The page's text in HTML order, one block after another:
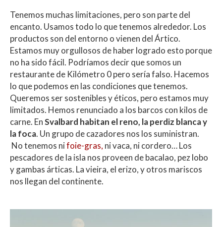
Tenemos muchas limitaciones, pero son parte del
encanto. Usamos todo lo que tenemos alrededor. Los
productos son del entorno o vienen del Ártico.
Estamos muy orgullosos de haber logrado esto porque
no ha sido fácil. Podríamos decir que somos un
restaurante de Kilómetro 0 pero sería falso. Hacemos
lo que podemos en las condiciones que tenemos.
Queremos ser sostenibles y éticos, pero estamos muy
limitados. Hemos renunciado a los barcos con kilos de
carne. EnSvalbard habitan el reno, la perdiz blanca y
la foca. Un grupo de cazadores nos los suministran.
No tenemos nifoie-gras, ni vaca, ni cordero… Los
pescadores de la isla nos proveen de bacalao, pez lobo
y gambas árticas. La vieira, el erizo, y otros mariscos
nos llegan del continente.